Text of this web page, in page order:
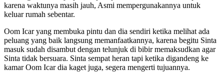
karena waktunya masih jauh, Asmi mempergunakannya untuk
keluar rumah sebentar.
Oom Icar yang membuka pintu dan dia sendiri ketika melihat ada
peluang yang baik langsung memanfaatkannya, karena begitu Sinta
masuk sudah disambut dengan telunjuk di bibir memaksudkan agar
Sinta tidak bersuara. Sinta sempat heran tapi ketika digandeng ke
kamar Oom Icar dia kaget juga, segera mengerti tujuannya.